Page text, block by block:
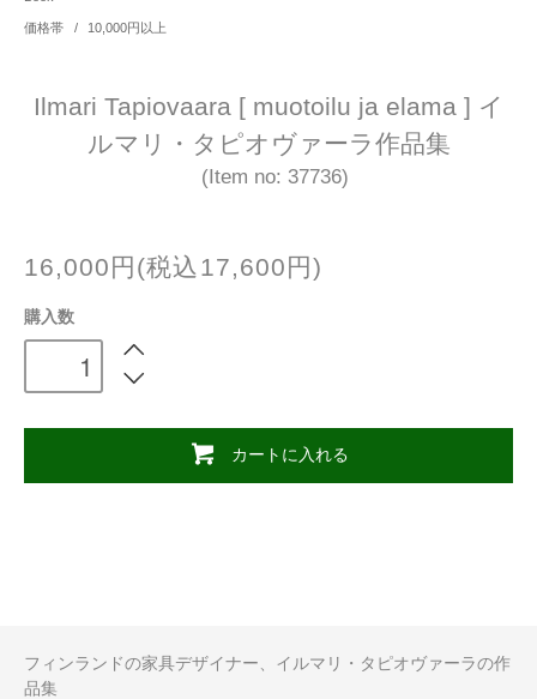
価格帯 / 10,000円以上
Ilmari Tapiovaara [ muotoilu ja elama ] イ
ルマリ・タピオヴァーラ作品集
(Item no: 37736)
16,000円(税込17,600円)
購入数
カートに入れる
フィンランドの家具デザイナー、イルマリ・タピオヴァーラの作
品集